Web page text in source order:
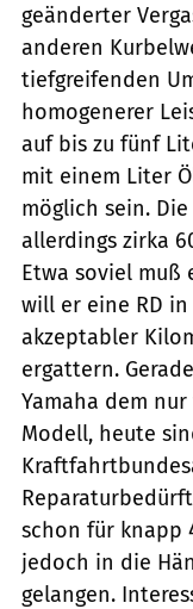
geänderter
anderen
tiefgreifenden
homogenerer
auf bis zu fünf
mit einem Liter
möglich sein.
allerdings zirka
Etwa soviel muß
will er eine RD
akzeptabler
ergattern.
Yamaha dem nur
Modell, heute
schon für knapp
jedoch in die
gelangen.